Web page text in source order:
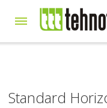
to
Standard